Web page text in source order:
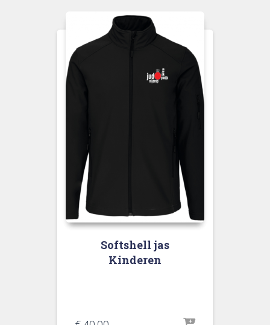
Softshell jas
Kinderen